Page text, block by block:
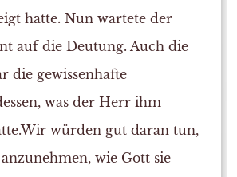
hatte. Nun wartete der
auf die Deutung. Auch die
die gewissenhafte
was der Herr ihm
würden gut daran tun,
wie Gott sie